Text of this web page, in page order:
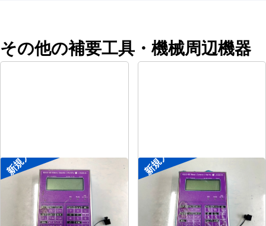
その他の補要工具・機械周辺機器
新規入荷
ポータブル入出力装置
協立アスリック
式U-Port Pro
新規入荷
ポータブル入出力装置
メーカー 協立アスリック
式U-Port Pro